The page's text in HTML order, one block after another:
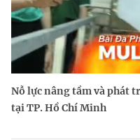
Nỗ lực nâng tầm và phát
tại TP. Hồ Chí Minh